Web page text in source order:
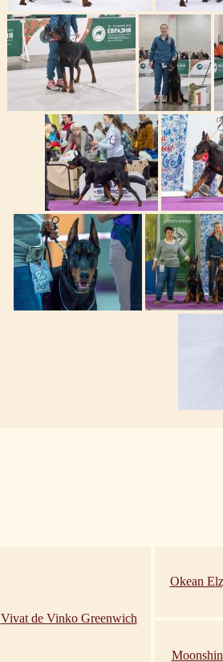
Vivat de Vinko Greenwich
Okean